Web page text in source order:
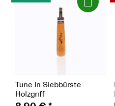
Tune In Siebbürste
Holzgriff